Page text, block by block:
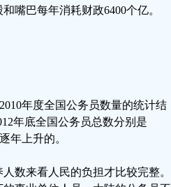
嘴巴每年消耗财政6400个亿。
年度全国公务员数量的统计结
年底全国公务员总数分别是
年上升的。
数来看人民的负担才比较完整。